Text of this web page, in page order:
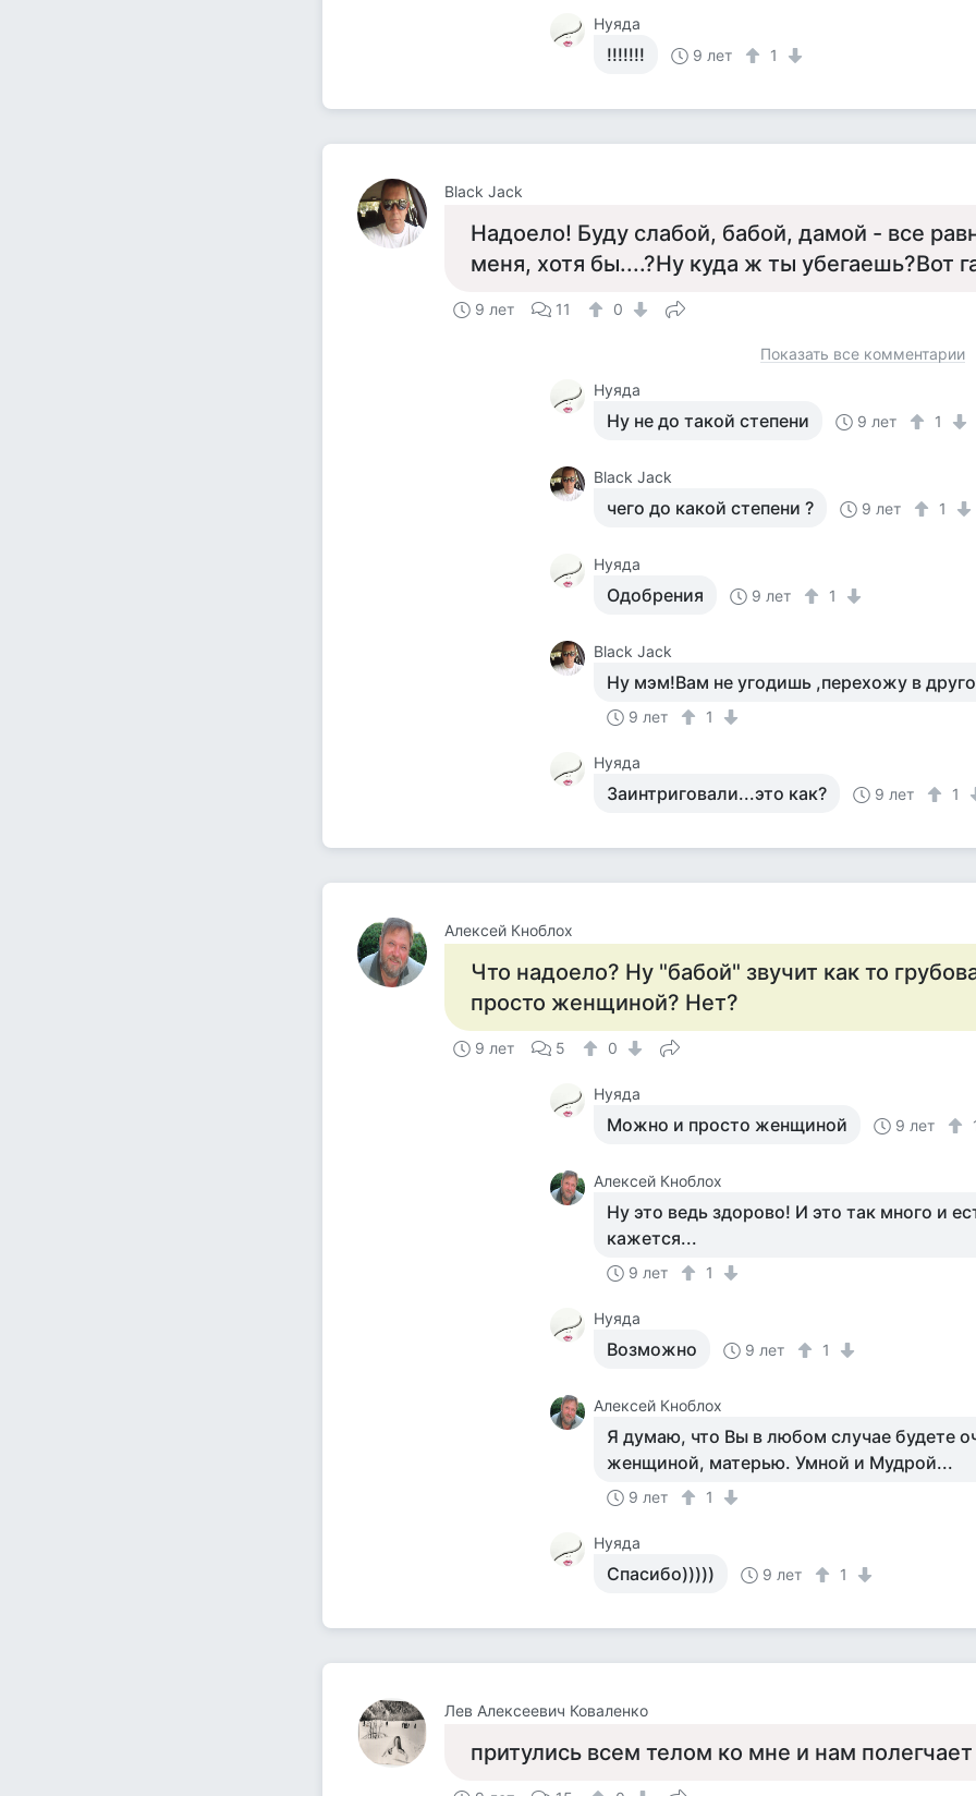
Нуяда
!!!!!!! 9 лет 1
Black Jack
Надоело! Буду слабой, бабой, дамой - все
меня, хотя бы....?Ну куда ж ты убегаешь?Вот
9 лет 11 0
Показать все комментарии
Нуяда
Ну не до такой степени 9 лет 1
Black Jack
чего до какой степени ? 9 лет 1
Нуяда
Одобрения 9 лет 1
Black Jack
Ну мэм!Вам не угодишь ,перехожу в
9 лет 1
Нуяда
Заинтриговали...это как? 9 лет 1
Алексей Кноблох
Что надоело? Ну "бабой" звучит как то
просто женщиной? Нет?
9 лет 5 0
Нуяда
Можно и просто женщиной 9 лет
Алексей Кноблох
Ну это ведь здорово! И это так много и
кажется...
9 лет 1
Нуяда
Возможно 9 лет 1
Алексей Кноблох
Я думаю, что Вы в любом случае будете
женщиной, матерью. Умной и Мудрой...
9 лет 1
Нуяда
Спасибо))))) 9 лет 1
Лев Алексеевич Коваленко
притулись всем телом ко мне и нам